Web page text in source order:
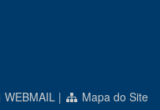
WEBMAIL | Mapa do Site